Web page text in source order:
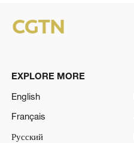
EXPLORE MORE
English
Français
Русский